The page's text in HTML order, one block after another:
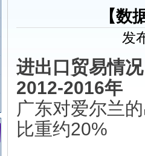
【数
发
进出口贸易情况
2012-2016年
广东对爱尔兰
比重约20%